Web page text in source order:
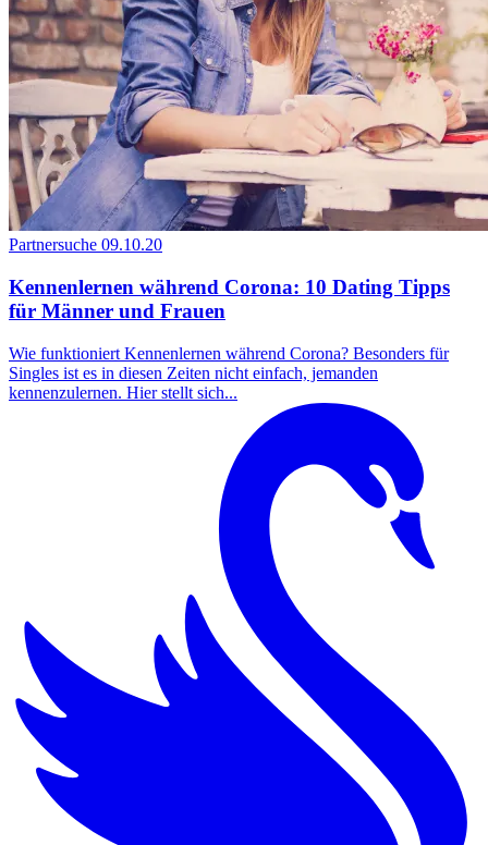
Partnersuche 09.10.20
Kennenlernen während Corona: 10 Dating Tipps
für Männer und Frauen
Wie funktioniert Kennenlernen während Corona? Besonders für
Singles ist es in diesen Zeiten nicht einfach, jemanden
kennenzulernen. Hier stellt sich...